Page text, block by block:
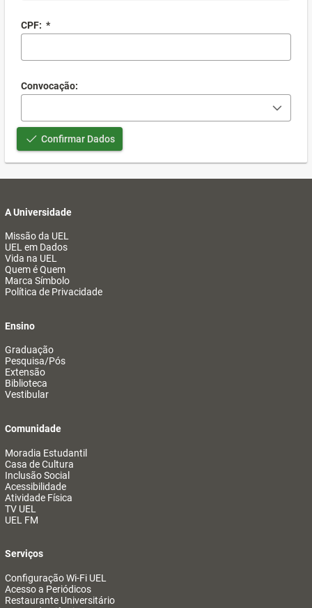
CPF: *
Convocação:
Confirmar Dados
A Universidade
Missão da UEL
UEL em Dados
Vida na UEL
Quem é Quem
Marca Símbolo
Política de Privacidade
Ensino
Graduação
Pesquisa/Pós
Extensão
Biblioteca
Vestibular
Comunidade
Moradia Estudantil
Casa de Cultura
Inclusão Social
Acessibilidade
Atividade Física
TV UEL
UEL FM
Serviços
Configuração Wi-Fi UEL
Acesso a Periódicos
Restaurante Universitário